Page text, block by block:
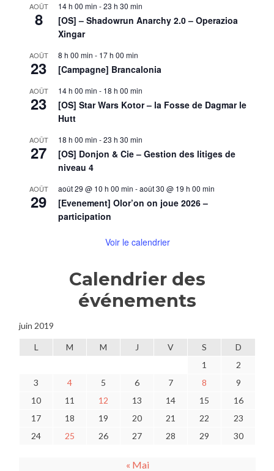
AOÛT
8
14 h 00 min -23 h 30 min
[OS] – Shadowrun Anarchy 2.0 – Operazioa
Xingar
AOÛT
23
8 h 00 min - 17 h 00 min
[Campagne] Brancalonia
AOÛT
23
14 h 00 min - 18 h 00 min
[OS] Star Wars Kotor – la Fosse de Dagmar le
Hutt
AOÛT
27
18 h 00 min -23 h 30 min
[OS] Donjon & Cie – Gestion des litiges de
niveau 4
AOÛT
29
août 29 @ 10 h 00 min -août 30 @ 19 h 00 min
[Evenement] Olor’on on joue 2026 –
participation
Voir le calendrier
Calendrier des
événements
juin 2019
L M M J V S
D
1
2
3
4 5 6 7 8
9
10
11 12 13 14 15
16
17
18 19 20 21 22
23
24
25 26 27 28 29 30
« Mai